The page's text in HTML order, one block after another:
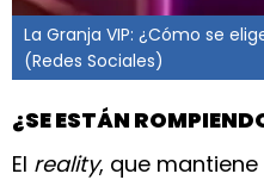
La Granja VIP: ¿Cómo se
(Redes Sociales)
¿SE ESTÁN
El reality, que mantiene